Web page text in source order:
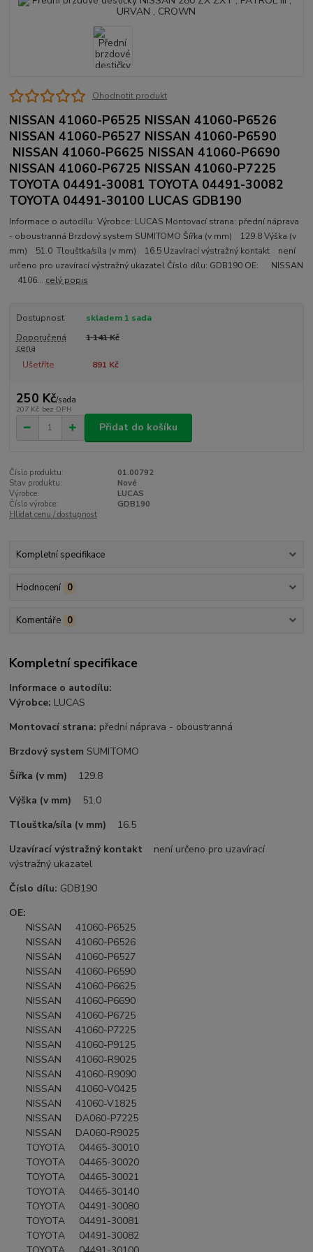
Ohodnotit produkt
NISSAN 41060-P6525 NISSAN 41060-P6526
NISSAN 41060-P6527 NISSAN 41060-P6590
NISSAN 41060-P6625 NISSAN 41060-P6690
NISSAN 41060-P6725 NISSAN 41060-P7225
TOYOTA 04491-30081 TOYOTA 04491-30082
TOYOTA 04491-30100 LUCAS GDB190
Informace o autodílu: Výrobce: LUCAS Montovací strana: přední náprava
- oboustranná Brzdový system SUMITOMO Šířka (v mm) 129.8 Výška (v
mm) 51.0 Tlouštka/síla (v mm) 16.5 Uzavírací výstražný kontakt není
určeno pro uzavírací výstražný ukazatel Číslo dílu: GDB190 OE: NISSAN
4106... celý popis
Dostupnost
skladem 1 sada
Doporučená
cena
1 141 Kč
Ušetříte 891 Kč
250 Kč/sada
207 Kč bez DPH
Přidat do košíku
Číslo produktu:
01.00792
Stav produktu:
Nové
Výrobce:
LUCAS
Číslo výrobce:
GDB190
Hlídat cenu / dostupnost
Kompletní specifikace
Hodnocení 0
Komentáře 0
Kompletní specifikace
Informace o autodílu:
Výrobce: LUCAS
Montovací strana: přední náprava - oboustranná
Brzdový system SUMITOMO
Šířka (v mm) 129.8
Výška (v mm)
51.0
Tlouštka/síla (v mm)
16.5
Uzavírací výstražný kontakt není určeno pro uzavírací
výstražný ukazatel
Číslo dílu: GDB190
OE:
NISSAN 41060-P6525
NISSAN 41060-P6526
NISSAN 41060-P6527
NISSAN 41060-P6590
NISSAN 41060-P6625
NISSAN 41060-P6690
NISSAN 41060-P6725
NISSAN 41060-P7225
NISSAN 41060-P9125
NISSAN 41060-R9025
NISSAN 41060-R9090
NISSAN 41060-V0425
NISSAN 41060-V1825
NISSAN DA060-P7225
NISSAN DA060-R9025
TOYOTA 04465-30010
TOYOTA 04465-30020
TOYOTA 04465-30021
TOYOTA 04465-30140
TOYOTA 04491-30080
TOYOTA 04491-30081
TOYOTA 04491-30082